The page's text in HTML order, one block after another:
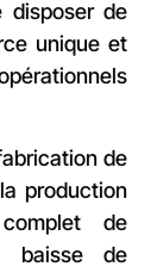
disposer de
unique et
de
production
de
baisse de